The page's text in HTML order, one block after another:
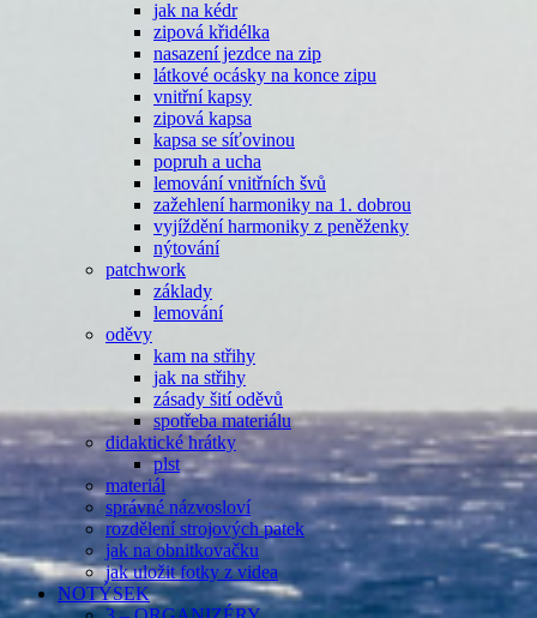
jak na kédr
zipová křidélka
nasazení jezdce na zip
látkové ocásky na konce zipu
vnitřní kapsy
zipová kapsa
kapsa se síťovinou
popruh a ucha
lemování vnitřních švů
zažehlení harmoniky na 1. dobrou
vyjíždění harmoniky z peněženky
nýtování
patchwork
základy
lemování
oděvy
kam na střihy
jak na střihy
zásady šití oděvů
spotřeba materiálu
didaktické hrátky
plst
materiál
správné názvosloví
rozdělení strojových patek
jak na obnitkovačku
jak uložit fotky z videa
NOTÝSEK